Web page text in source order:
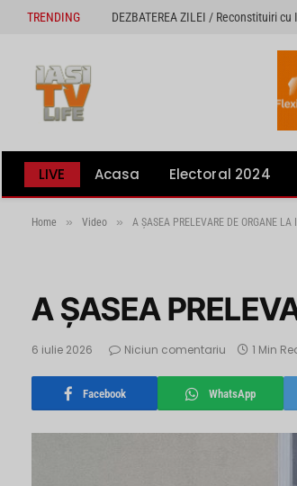
TRENDING DEZBATEREA ZILEI / Reconstituiri
LIVE Acasa Electoral 2024
Home » Video » A ŞASEA PRELEVARE DE ORGANE LA
A ŞASEA
6 iulie 2026 Niciun comentariu 1 Min
Facebook WhatsApp